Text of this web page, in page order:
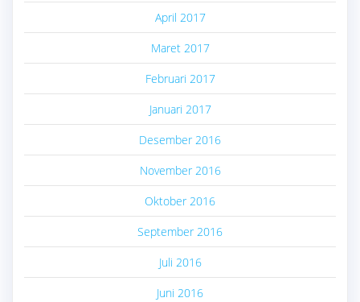
April 2017
Maret 2017
Februari 2017
Januari 2017
Desember 2016
November 2016
Oktober 2016
September 2016
Juli 2016
Juni 2016